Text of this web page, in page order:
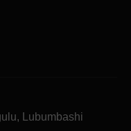
Lubumbashi